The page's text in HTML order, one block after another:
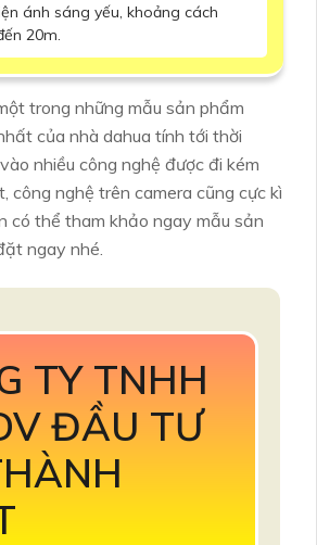
ánh sáng yếu, khoảng cách
20m.
trong những mẫu sản phẩm
của nhà dahua tính tới thời
nhiều công nghệ được đi kém
công nghệ trên camera cũng cực kì
có thể tham khảo ngay mẫu sản
ngay nhé.
TY TNHH
ĐẦU TƯ